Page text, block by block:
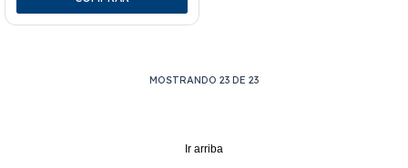
MOSTRANDO 23 DE 23
Ir arriba